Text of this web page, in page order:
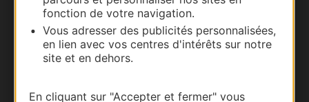
fonction de votre navigation.
Vous adresser des publicités personnalisées,
en lien avec vos centres d'intérêts sur notre
site et en dehors.
En cliquant sur "Accepter et fermer" vous